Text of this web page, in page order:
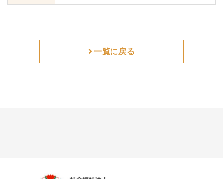
一覧に戻る